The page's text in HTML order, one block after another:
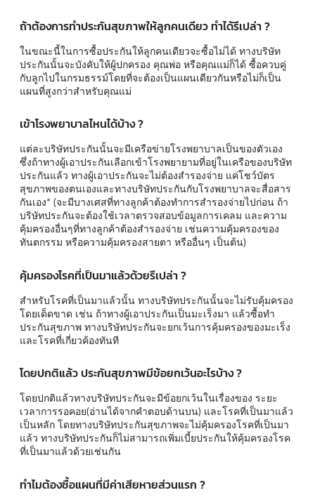
ถ้าต้องการทำประกันสุขภาพให้ลูกคนเดียว ทำได้รึเปล่า ?
ในขณะนี้ในการซื้อประกันให้ลูกคนเดียวจะซื้อไม่ได้ ทางบริษัท
ประกันนั้นจะบังคับให้ผู้ปกครอง คุณพ่อ หรือคุณแม่ก็ได้ ซื้อควบคู่
กับลูกไปในกรมธรรม์โดยที่จะต้องเป็นแผนเดียวกันหรือไม่ก็เป็น
แผนที่สูงกว่าสำหรับคุณแม่
เข้าโรงพยาบาลไหนได้บ้าง ?
แต่ละบริษัทประกันนั้นจะมีเครือข่ายโรงพยาบาลเป็นของตัวเอง
ซึ่งถ้าทางผู้เอาประกันเลือกเข้าโรงพยายามที่อยู่ในเครือของบริษัท
ประกันแล้ว ทางผู้เอาประกันจะไม่ต้องสำรองจ่าย แค่โชว์บัตร
สุขภาพของตนเองและทางบริษัทประกันกับโรงพยาบาลจะสื่อสาร
กันเอง* (จะมีบางเศสที่ทางลูกค้าต้องทำการสำรองจ่ายไปก่อน ถ้า
บริษัทประกันจะต้องใช้เวลาตรวจสอบข้อมูลการเคลม และความ
คุ้มครองอื่นๆที่ทางลูกค้าต้องสำรองจ่าย เช่นความคุ้มครองของ
ทันตกรรม หรือความคุ้มครองสายตา หรืออื่นๆ เป็นต้น)
คุ้มครองโรคที่เป็นมาแล้วด้วยรึเปล่า ?
สำหรับโรคที่เป็นมาแล้วนั้น ทางบริษัทประกันนั้นจะไม่รับคุ้มครอง
โดยเด็ดขาด เช่น ถ้าทางผู้เอาประกันเป็นมะเร็งมา แล้วซื้อทำ
ประกันสุขภาพ ทางบริษัทประกันจะยกเว้นการคุ้มครองของมะเร็ง
และโรคที่เกี่ยวค้องทันที
โดยปกติแล้ว ประกันสุขภาพมีข้อยกเว้นอะไรบ้าง ?
โดยปกติแล้วทางบริษัทประกันจะมีข้อยกเว้นในเรื่องของ ระยะ
เวลาการรอคอย(อ่านได้จากคำตอบด้านบน) และโรคที่เป็นมาแล้ว
เป็นหลัก โดยทางบริษัทประกันสุขภาพจะไม่คุ้มครองโรคที่เป็นมา
แล้ว ทางบริษัทประกันก็ไม่สามารถเพิ่มเบี้ยประกันให้คุ้มครองโรค
ที่เป็นมาแล้วด้วยเช่นกัน
ทำไมต้องซื้อแผนที่มีค่าเสียหายส่วนแรก ?